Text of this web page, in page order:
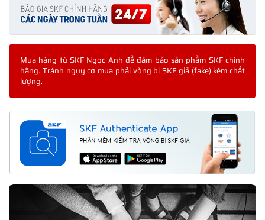
Mua hàng từ SKF Ngọc Anh để đảm bảo sản phẩm SKF chính
hãng. Tránh nguy cơ mua phải vòng bi SKF giả (fake) kém chất
lượng.